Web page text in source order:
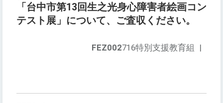
「台中市第13回生之光身心障害者絵画コン
テスト展」について、ご査収ください。
FEZ002716特別支援教育組 |